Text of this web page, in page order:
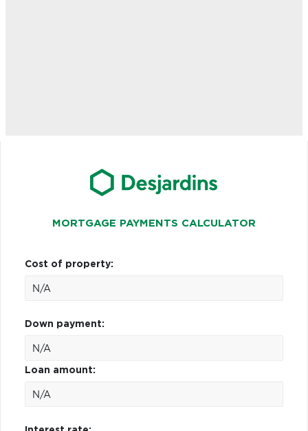
MORTGAGE PAYMENTS CALCULATOR
Cost of property:
Down payment:
Loan amount: